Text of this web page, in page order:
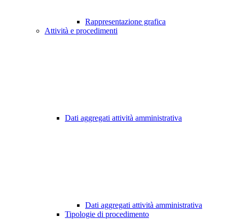
Rappresentazione grafica
Attività e procedimenti
Dati aggregati attività amministrativa
Dati aggregati attività amministrativa
Tipologie di procedimento